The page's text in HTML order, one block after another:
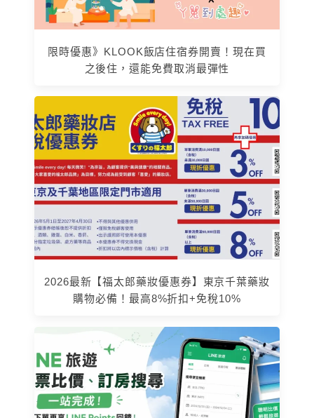
限時優惠》KLOOK飯店住宿券開賣！現在買
之後住，還能免費取消最彈性
2026最新【福太郎藥妝優惠券】東京千葉藥妝
購物必備！最高8%折扣+免稅10%